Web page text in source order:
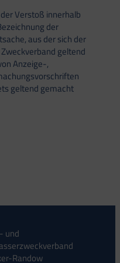
Verstoß innerhalb
der
aus der sich der
geltend
Anzeige-,
geltend gemacht
und
Randow